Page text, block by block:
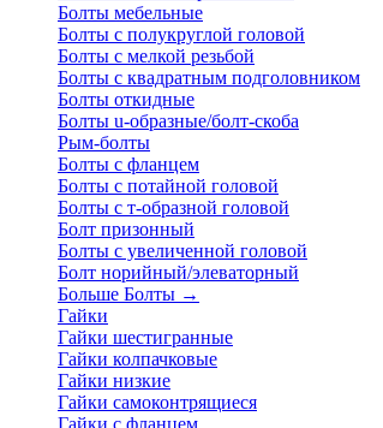
Болты мебельные
Болты с полукруглой головой
Болты с мелкой резьбой
Болты с квадратным подголовником
Болты откидные
Болты u-образные/болт-скоба
Рым-болты
Болты с фланцем
Болты с потайной головой
Болты с т-образной головой
Болт призонный
Болты с увеличенной головой
Болт норийный/элеваторный
Больше Болты →
Гайки
Гайки шестигранные
Гайки колпачковые
Гайки низкие
Гайки самоконтрящиеся
Гайки с фланцем